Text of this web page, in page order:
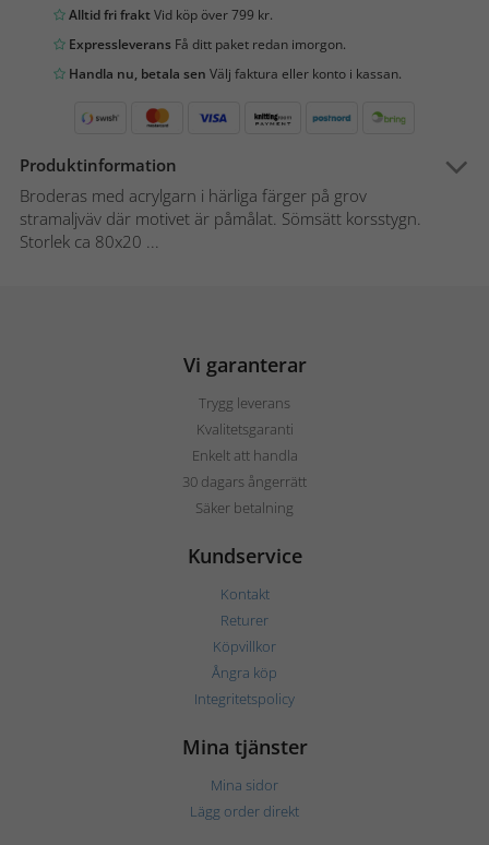
Alltid fri fraktVid köp över 799 kr.
Expressleverans Få ditt paket redan imorgon.
Handla nu, betala sen Välj faktura eller konto i kassan.
Produktinformation
Broderas med acrylgarn i härliga färger på grov
stramaljväv där motivet är påmålat. Sömsätt korsstygn.
Storlek ca 80x20 ...
Vi garanterar
Trygg leverans
Kvalitetsgaranti
Enkelt att handla
30 dagars ångerrätt
Säker betalning
Kundservice
Kontakt
Returer
Köpvillkor
Ångra köp
Integritetspolicy
Mina tjänster
Mina sidor
Lägg order direkt